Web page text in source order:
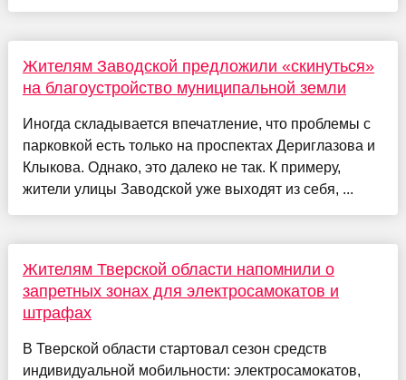
Жителям Заводской предложили «скинуться»
на благоустройство муниципальной земли
Иногда складывается впечатление, что проблемы с
парковкой есть только на проспектах Дериглазова и
Клыкова. Однако, это далеко не так. К примеру,
жители улицы Заводской уже выходят из себя, ...
Жителям Тверской области напомнили о
запретных зонах для электросамокатов и
штрафах
В Тверской области стартовал сезон средств
индивидуальной мобильности: электросамокатов,